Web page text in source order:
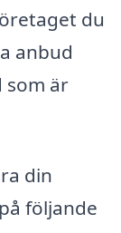
du
anbud
som är
din
följande